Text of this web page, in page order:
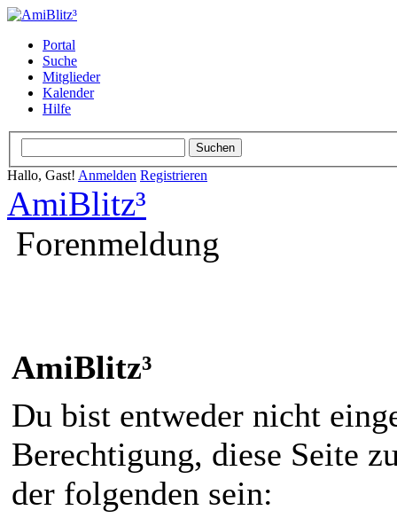
Portal
Suche
Mitglieder
Kalender
Hilfe
Hallo, Gast! Anmelden Registrieren
AmiBlitz³
Forenmeldung
AmiBlitz³
Du bist entweder nicht
Berechtigung, diese Seite
der folgenden sein: